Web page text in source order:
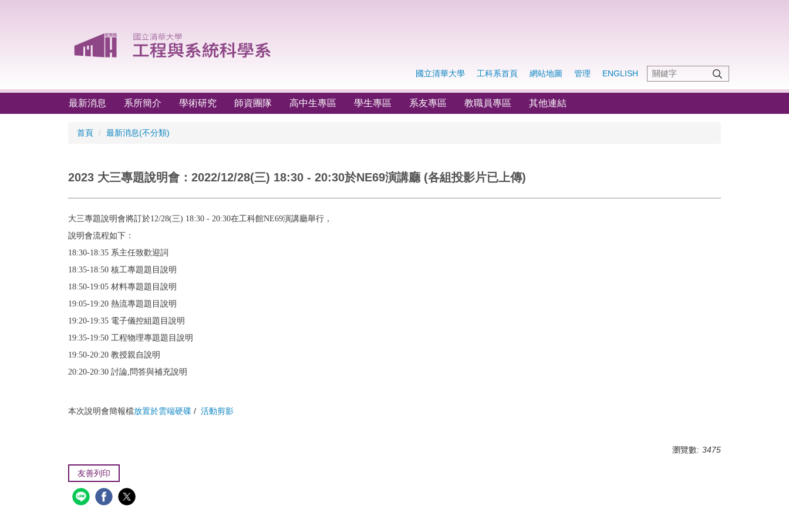
國立清華大學 工科系首頁 網站地圖 管理 ENGLISH
最新消息 系所簡介 學術研究 師資團隊 高中生專區 學生專區 系友專區 教職員專區 其他連結
首頁 最新消息(不分類)
2023 大三專題說明會：2022/12/28(三) 18:30 - 20:30於NE69演講廳 (各組投影片已上傳)
大三專題說明會將訂於12/28(三) 18:30 - 20:30在工科館NE69演講廳舉行，
說明會流程如下：
18:30-18:35 系主任致歡迎詞
18:35-18:50 核工專題題目說明
18:50-19:05 材料專題題目說明
19:05-19:20 熱流專題題目說明
19:20-19:35 電子儀控組題目說明
19:35-19:50 工程物理專題題目說明
19:50-20:20 教授親自說明
20:20-20:30 討論,問答與補充說明
本次說明會簡報檔放置於雲端硬碟 / 活動剪影
瀏覽數: 3475
友善列印